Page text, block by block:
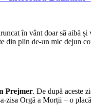
în vânt doar să aibă
din plin de-un mic dejun
Prejmer. De după aceste
Orgă a Morții – o